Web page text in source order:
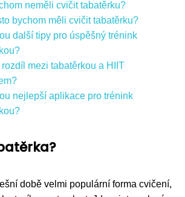
neměli cvičit tabatěrku?
bychom měli cvičit tabatěrku?
další tipy pro úspěšný trénink
mezi tabatěrkou a HIIT
nejlepší aplikace pro trénink
době velmi populární forma cvičení,